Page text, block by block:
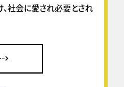
社会に愛され必要とされ